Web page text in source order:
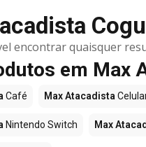
encontrar quaisquer
em Max
Café Max Atacadista
Nintendo Switch Max